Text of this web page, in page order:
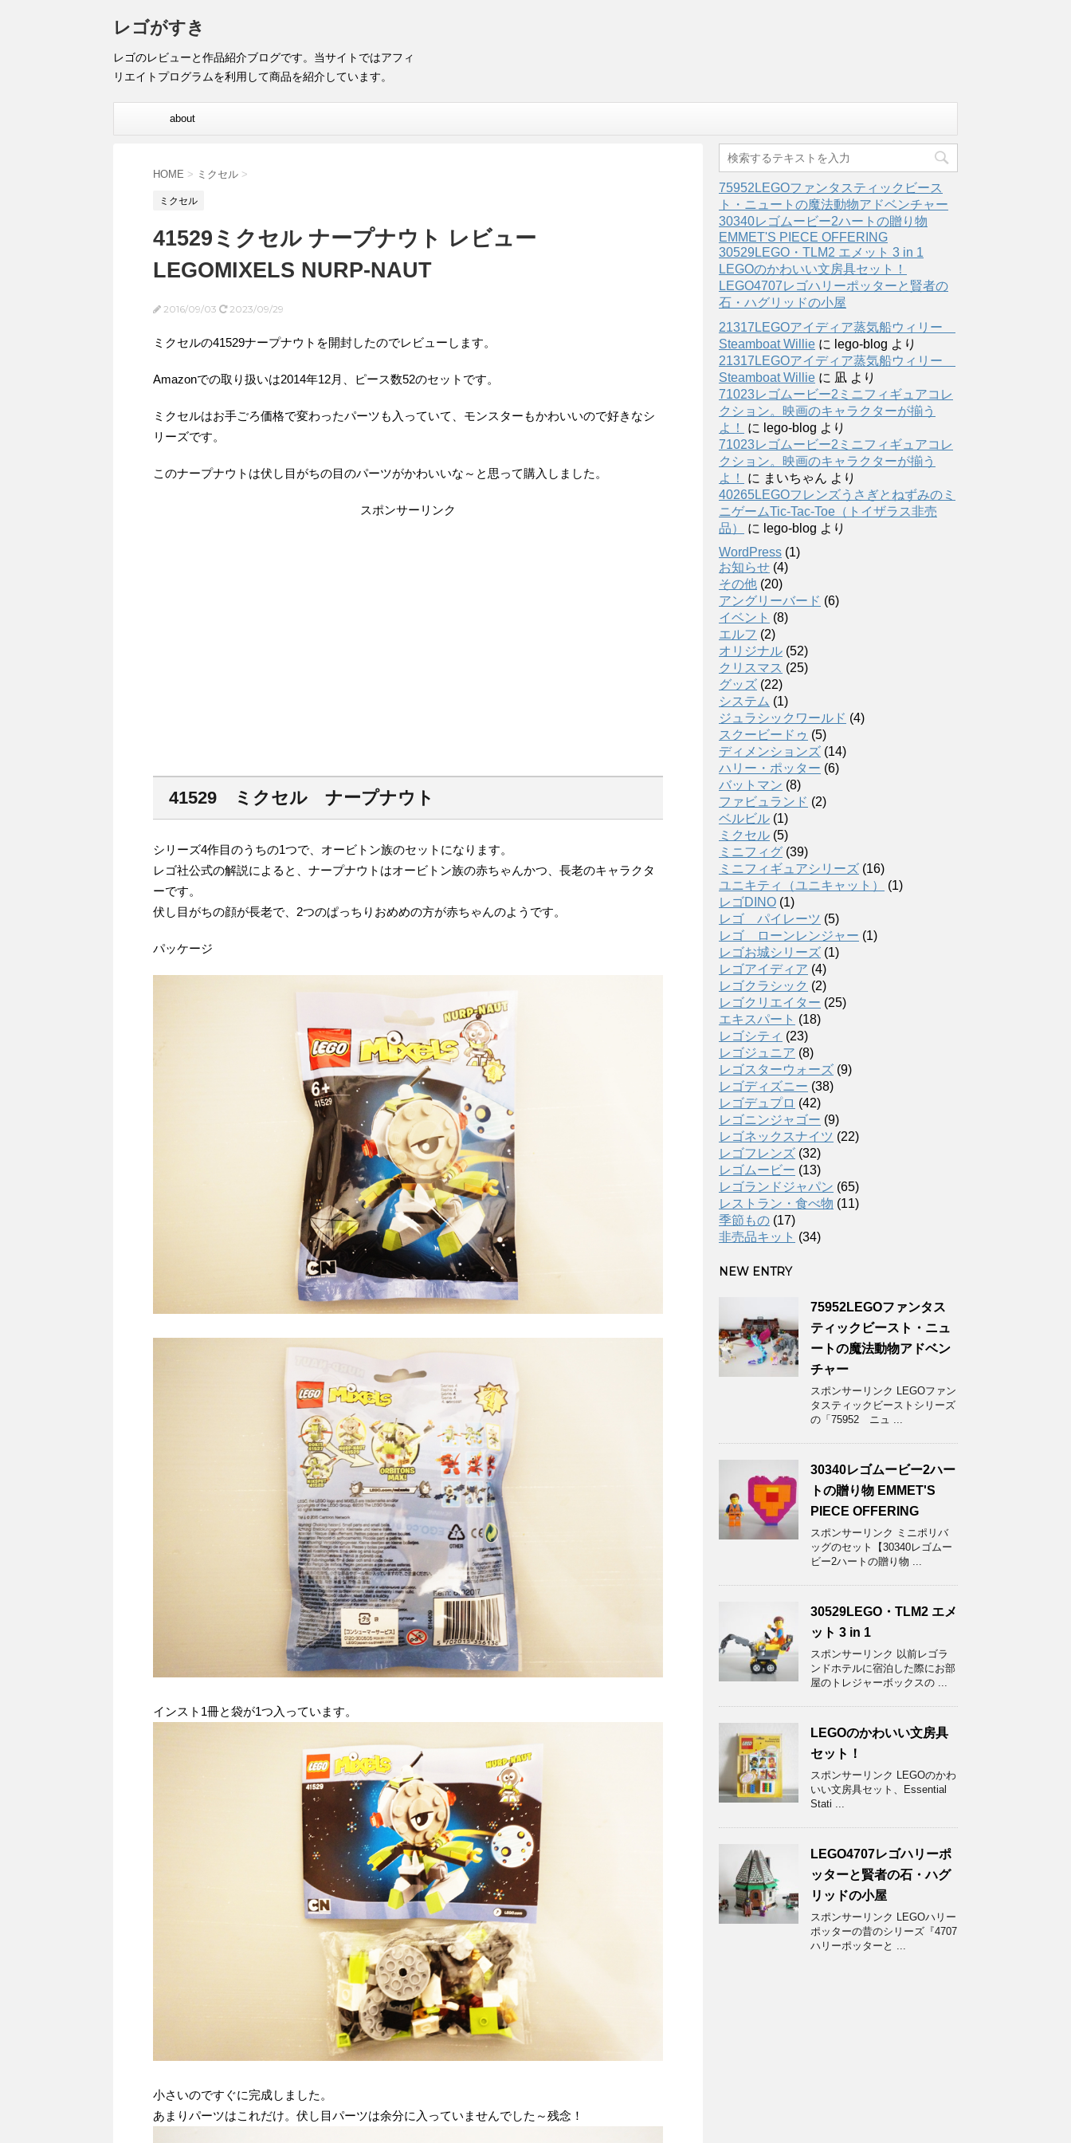
レゴがすき
レゴのレビューと作品紹介ブログです。当サイトではアフィ
リエイトプログラムを利用して商品を紹介しています。
about
HOME > ミクセル >
ミクセル
41529ミクセル ナープナウト レビュー
LEGOMIXELS NURP-NAUT
2016/09/03 2023/09/29
ミクセルの41529ナープナウトを開封したのでレビューします。
Amazonでの取り扱いは2014年12月、ピース数52のセットです。
ミクセルはお手ごろ価格で変わったパーツも入っていて、モンスターもかわいいので好きなシ
リーズです。
このナープナウトは伏し目がちの目のパーツがかわいいな～と思って購入しました。
スポンサーリンク
41529 ミクセル ナープナウト
シリーズ4作目のうちの1つで、オービトン族のセットになります。
レゴ社公式の解説によると、ナープナウトはオービトン族の赤ちゃんかつ、長老のキャラクタ
ーです。
伏し目がちの顔が長老で、2つのぱっちりおめめの方が赤ちゃんのようです。
パッケージ
インスト1冊と袋が1つ入っています。
小さいのですぐに完成しました。
あまりパーツはこれだけ。伏し目パーツは余分に入っていませんでした～残念！
75952LEGOファンタスティックビース
ト・ニュートの魔法動物アドベンチャー
30340レゴムービー2ハートの贈り物
EMMET'S PIECE OFFERING
30529LEGO・TLM2 エメット 3 in 1
LEGOのかわいい文房具セット！
LEGO4707レゴハリーポッターと賢者の
石・ハグリッドの小屋
21317LEGOアイディア蒸気船ウィリー
Steamboat Willie に lego-blog より
21317LEGOアイディア蒸気船ウィリー
Steamboat Willie に 凪 より
71023レゴムービー2ミニフィギュアコレ
クション。映画のキャラクターが揃う
よ！
に lego-blog より
71023レゴムービー2ミニフィギュアコレ
クション。映画のキャラクターが揃う
よ！
に まいちゃん より
40265LEGOフレンズうさぎとねずみのミ
ニゲームTic-Tac-Toe（トイザラス非売
品）
に lego-blog より
WordPress (1)
お知らせ (4)
その他 (20)
アングリーバード (6)
イベント (8)
エルフ (2)
オリジナル (52)
クリスマス (25)
グッズ (22)
システム (1)
ジュラシックワールド (4)
スクービードゥ (5)
ディメンションズ (14)
ハリー・ポッター (6)
バットマン (8)
ファビュランド (2)
ベルビル (1)
ミクセル (5)
ミニフィグ (39)
ミニフィギュアシリーズ (16)
ユニキティ（ユニキャット）
(1)
レゴDINO (1)
レゴ パイレーツ (5)
レゴ ローンレンジャー (1)
レゴお城シリーズ (1)
レゴアイディア (4)
レゴクラシック (2)
レゴクリエイター (25)
エキスパート (18)
レゴシティ (23)
レゴジュニア (8)
レゴスターウォーズ (9)
レゴディズニー (38)
レゴデュプロ (42)
レゴニンジャゴー (9)
レゴネックスナイツ (22)
レゴフレンズ (32)
レゴムービー (13)
レゴランドジャパン (65)
レストラン・食べ物 (11)
季節もの (17)
非売品キット (34)
NEW ENTRY
75952LEGOファンタス
ティックビースト・ニュ
ートの魔法動物アドベン
チャー
スポンサーリンク LEGOファン
タスティックビーストシリーズ
の「75952 ニュ ...
30340レゴムービー2ハー
トの贈り物 EMMET'S
PIECE OFFERING
スポンサーリンク ミニポリバ
ッグのセット【30340レゴムー
ビー2ハートの贈り物 ...
30529LEGO・TLM2 エメ
ット 3 in 1
スポンサーリンク 以前レゴラ
ンドホテルに宿泊した際にお部
屋のトレジャーボックスの ...
LEGOのかわいい文房具
セット！
スポンサーリンク LEGOのかわ
いい文房具セット、Essential
Stati ...
LEGO4707レゴハリーポ
ッターと賢者の石・ハグ
リッドの小屋
スポンサーリンク LEGOハリー
ポッターの昔のシリーズ『4707
ハリーポッターと ...